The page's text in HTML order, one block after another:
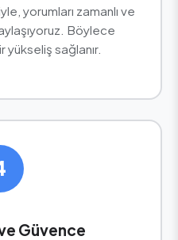
yorumları zamanlı ve
Böylece
sağlanır.
Güvence